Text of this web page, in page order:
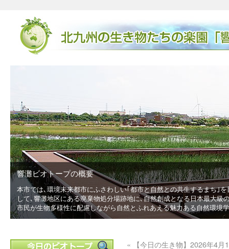
響灘ビオトープの概要
本市では､環境未来都市にふさわしい｢都市と自然との共生するまち｣
して､響灘地区にある廃棄物処分場跡地に､自然創成となる日本最大級
市民が生物多様性に配慮しながら自然とふれあえる魅力ある自然環境
« 【今日の生き物】2026年4月